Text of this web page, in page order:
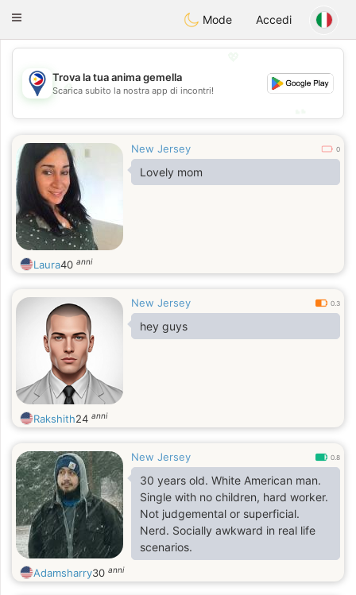
PhilippinesChat
Toggle
Mode Accedi
💖
💕
Trova la tua anima gemella
Scarica subito la nostra app di incontri!
New Jersey 0
Lovely mom
Laura40 anni
New Jersey 0.3
hey guys
Rakshith24 anni
New Jersey 0.8
30 years old. White American man.
Single with no children, hard worker.
Not judgemental or superficial.
Nerd. Socially awkward in real life
scenarios.
Adamsharry30 anni